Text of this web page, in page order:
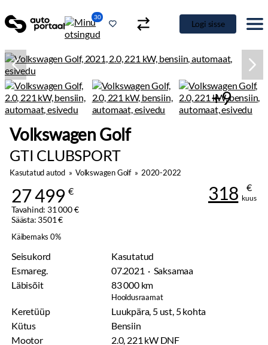
30
Logi sisse
+9
Volkswagen Golf
GTI CLUBSPORT
Kasutatud autod »Volkswagen Golf» 2020-2022
27 499 €
Tavahind: 31 000 €
Säästa: 3501 €
318 €
kuus
Käibemaks 0%
Seisukord
Kasutatud
Esmareg.
07.2021 · Saksamaa
Läbisõit
83 000 km
Hooldusraamat
Keretüüp
Luukpära, 5 ust, 5 kohta
Kütus
Bensiin
Mootor
2.0, 221 kW DNF